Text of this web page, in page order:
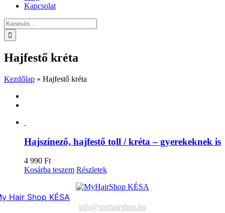
Kapcsolat
Keresés...
Hajfestő kréta
Kezdőlap » Hajfestő kréta
Hajszínező, hajfestő toll / kréta – gyerekeknek is
4 990 Ft
Kosárba teszem Részletek
Hair Shop KÉSA
info@myhairshop.hu